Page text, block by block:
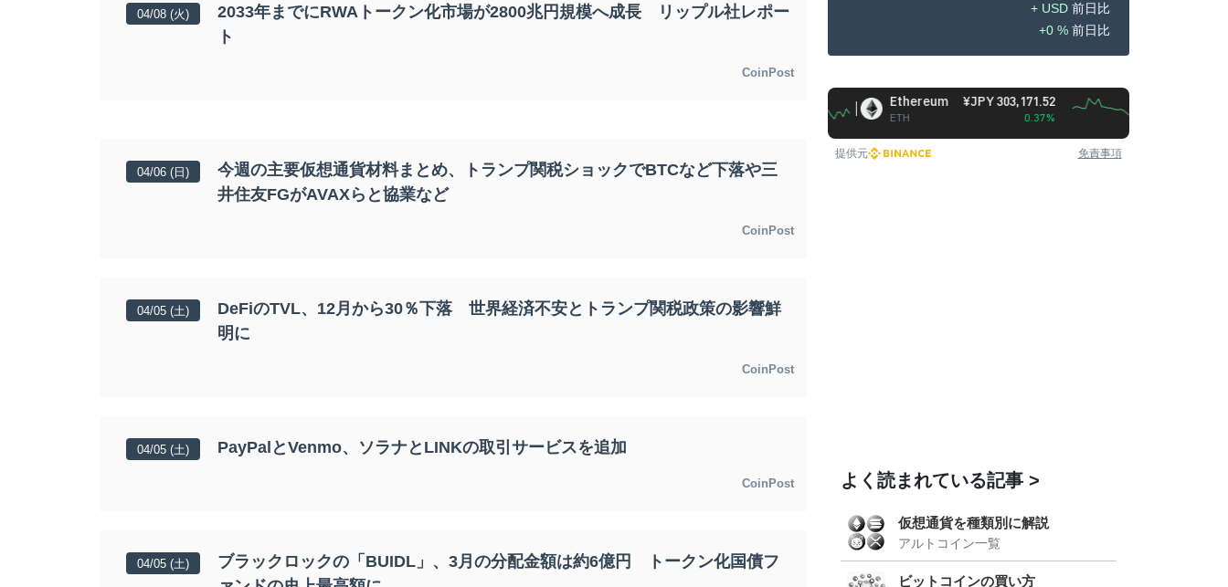
04/08 (火)
2033年までにRWAトークン化市場が2800兆円規模へ成長 リップル社レポー
ト
CoinPost
04/06 (日)
今週の主要仮想通貨材料まとめ、トランプ関税ショックでBTCなど下落や三
井住友FGがAVAXらと協業など
CoinPost
04/05 (土)
DeFiのTVL、12月から30％下落 世界経済不安とトランプ関税政策の影響鮮
明に
CoinPost
04/05 (土) PayPalとVenmo、ソラナとLINKの取引サービスを追加
CoinPost
04/05 (土)
ブラックロックの「BUIDL」、3月の分配金額は約6億円 トークン化国債フ
USD
0 %
Ethereum
ETH
¥JPY 303,171.52
BNB
提供元 免責事項
よく読まれている記事
仮想通貨を種類別に解説
アルトコイン一覧
ビットコインの買い方